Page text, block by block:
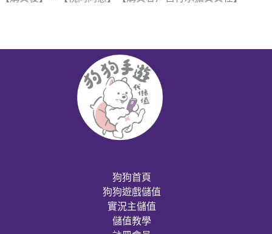
狗狗首頁
狗狗遊戲儲值
實況主儲值
儲值教學